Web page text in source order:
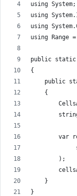
using System;
using
using
using Range
public static
{
public
    {
var
        );
    }
}